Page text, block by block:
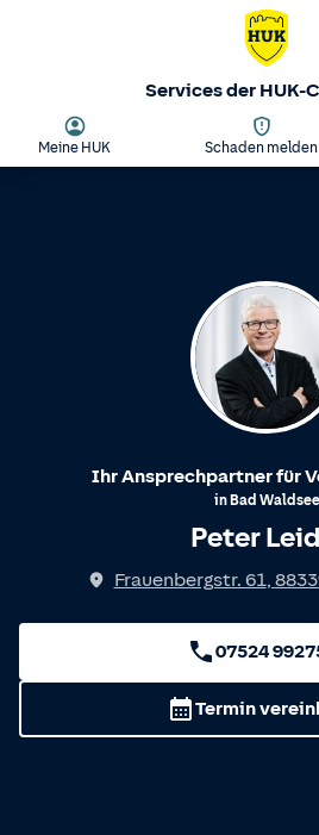
Services der HUK-
Meine HUK Schaden melden
Ihr Ansprechpartner für
in Bad Waldsee
Peter
Frauenbergstr. 61,
07524
Termin